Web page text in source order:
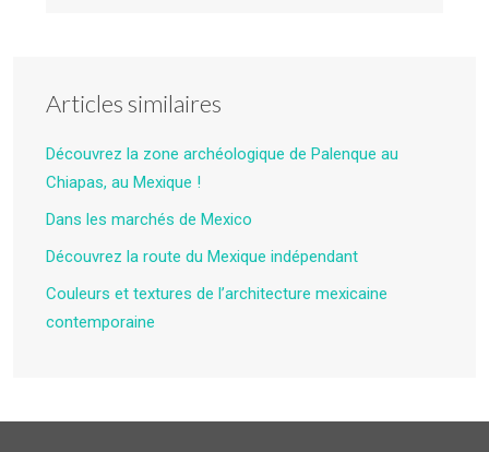
Articles similaires
Découvrez la zone archéologique de Palenque au
Chiapas, au Mexique !
Dans les marchés de Mexico
Découvrez la route du Mexique indépendant
Couleurs et textures de l’architecture mexicaine
contemporaine